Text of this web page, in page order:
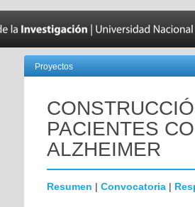
Proyectos
PACIENTES
ALZHEIMER
Resumen | Convocatoria |